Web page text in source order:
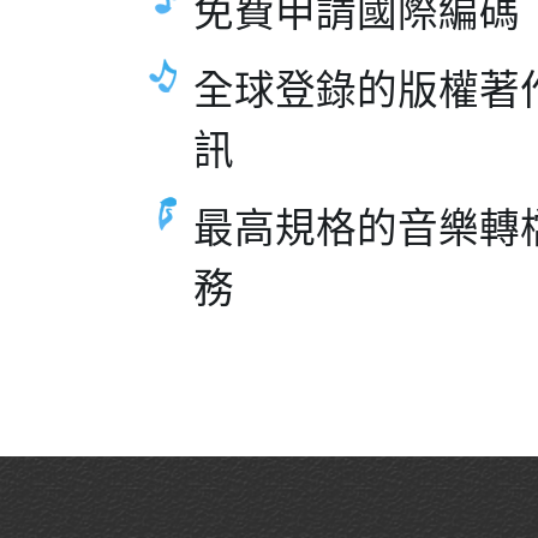
免費申請國際編碼
全球登錄的版權著
訊
最高規格的音樂轉
務